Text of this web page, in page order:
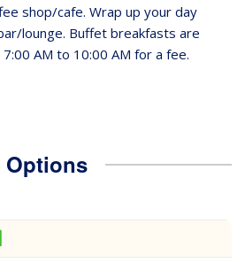
shop/cafe. Wrap up your day
lounge. Buffet breakfasts are
AM to 10:00 AM for a fee.
Options